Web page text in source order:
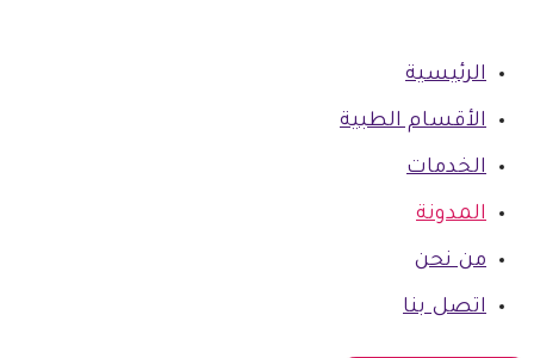
الرئيسية
الأقسام الطبية
الخدمات
المدونة
من نحن
اتصل بنا